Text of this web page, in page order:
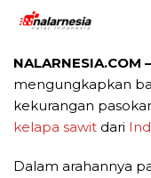
NALARNESIA.COM –
mengungkapkan
kekurangan
kelapa sawit dari
Dalam arahannya